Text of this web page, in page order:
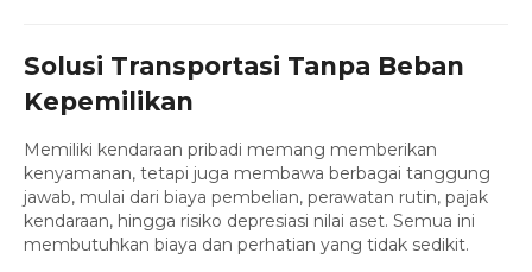
Solusi Transportasi Tanpa Beban
Kepemilikan
Memiliki kendaraan pribadi memang memberikan
kenyamanan, tetapi juga membawa berbagai tanggung
jawab, mulai dari biaya pembelian, perawatan rutin, pajak
kendaraan, hingga risiko depresiasi nilai aset. Semua ini
membutuhkan biaya dan perhatian yang tidak sedikit.